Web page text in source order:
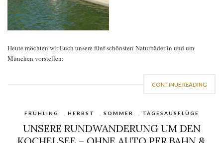
Heute möchten wir Euch unsere fünf schönsten Naturbäder in und um
München vorstellen:
CONTINUE READING
FRÜHLING HERBST SOMMER TAGESAUSFLÜGE
UNSERE RUNDWANDERUNG UM DEN